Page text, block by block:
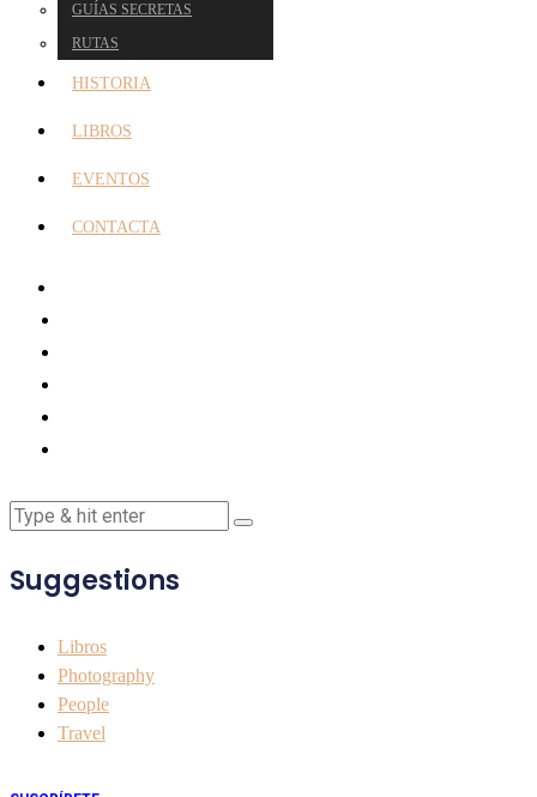
GUÍAS SECRETAS
RUTAS
HISTORIA
LIBROS
EVENTOS
CONTACTA
Suggestions
Libros
Photography
People
Travel